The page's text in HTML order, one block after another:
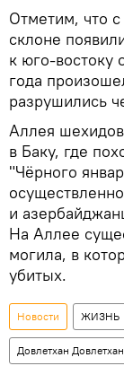
Отметим, что
склоне
к юго-востоку
года
разрушились
Аллея
в Баку, где
"Чёрного
и
На Аллее
могила, в
убитых.
Новости ЖИЗНЬ
Довлетхан